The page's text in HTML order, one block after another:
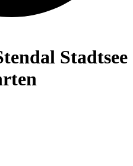
Stadtsee